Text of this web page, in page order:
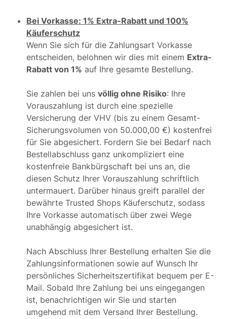
Bei Vorkasse: 1% Extra-Rabatt und 100%
Käuferschutz
Wenn Sie sich für die Zahlungsart Vorkasse
entscheiden, belohnen wir dies mit einem Extra-
Rabatt von 1% auf Ihre gesamte Bestellung.
Sie zahlen bei uns völlig ohne Risiko: Ihre
Vorauszahlung ist durch eine spezielle
Versicherung der VHV (bis zu einem Gesamt-
Sicherungsvolumen von 50.000,00 €) kostenfrei
für Sie abgesichert. Fordern Sie bei Bedarf nach
Bestellabschluss ganz unkompliziert eine
kostenfreie Bankbürgschaft bei uns an, die
diesen Schutz Ihrer Vorauszahlung schriftlich
untermauert. Darüber hinaus greift parallel der
bewährte Trusted Shops Käuferschutz, sodass
Ihre Vorkasse automatisch über zwei Wege
unabhängig abgesichert ist.
Nach Abschluss Ihrer Bestellung erhalten Sie die
Zahlungsinformationen sowie auf Wunsch Ihr
persönliches Sicherheitszertifikat bequem per E-
Mail. Sobald Ihre Zahlung bei uns eingegangen
ist, benachrichtigen wir Sie und starten
umgehend mit dem Versand Ihrer Bestellung.